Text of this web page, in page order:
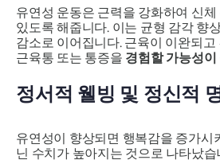
유연성 운동은 근력을 강화하여 신
있도록 해줍니다. 이는 균형 감각 향
감소로 이어집니다. 근육이 이완되
근육통 또는 통증을 경험할 가능성이
정서적 웰빙 및 정신적
유연성이 향상되면 행복감을 증가시
닌 수치가 높아지는 것으로 나타났습